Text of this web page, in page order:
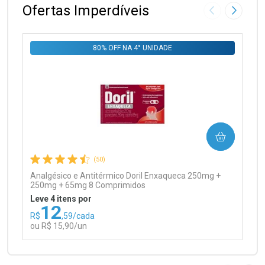
Ofertas Imperdíveis Imagem
(50)
Analgésico e Antitérmico Doril Enxaqueca 250mg +
250mg + 65mg 8 Comprimidos
80% OFF NA 4° UNIDADE
Leve 4 itens por
R$12,59/cada
ou R$ 15,90/un
COMPRAR